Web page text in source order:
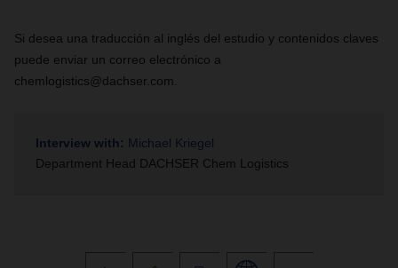
Si desea una traducción al inglés del estudio y contenidos claves
puede enviar un correo electrónico a
chemlogistics@dachser.com.
Interview with: Michael Kriegel
Department Head DACHSER Chem Logistics